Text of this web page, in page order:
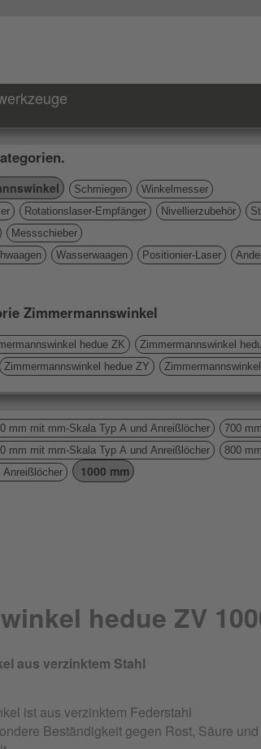
Schmiegen
Winkelmesser
Rotationslaser-Empfänger Nivellierzubehör
Messschieber
Wasserwaagen Positionier-Laser
Zimmermannswinkel
hedue ZK Zimmermannswinkel
Zimmermannswinkel hedue ZY
mm mit mm-Skala Typ A und Anreißlöcher 700
mm mit mm-Skala Typ A und Anreißlöcher 800 mm
1000 mm
hedue ZV
aus verzinktem Stahl
ist aus verzinktem Federstahl
Beständigkeit gegen Rost, Säure und